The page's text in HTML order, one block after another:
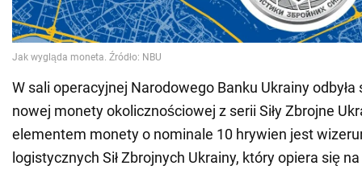
W sali operacyjnej Narodowego Banku Ukrainy
nowej monety okolicznościowej z serii Siły Zbrojne
elementem monety o nominale 10 hrywien jest
logistycznych Sił Zbrojnych Ukrainy, który opiera się